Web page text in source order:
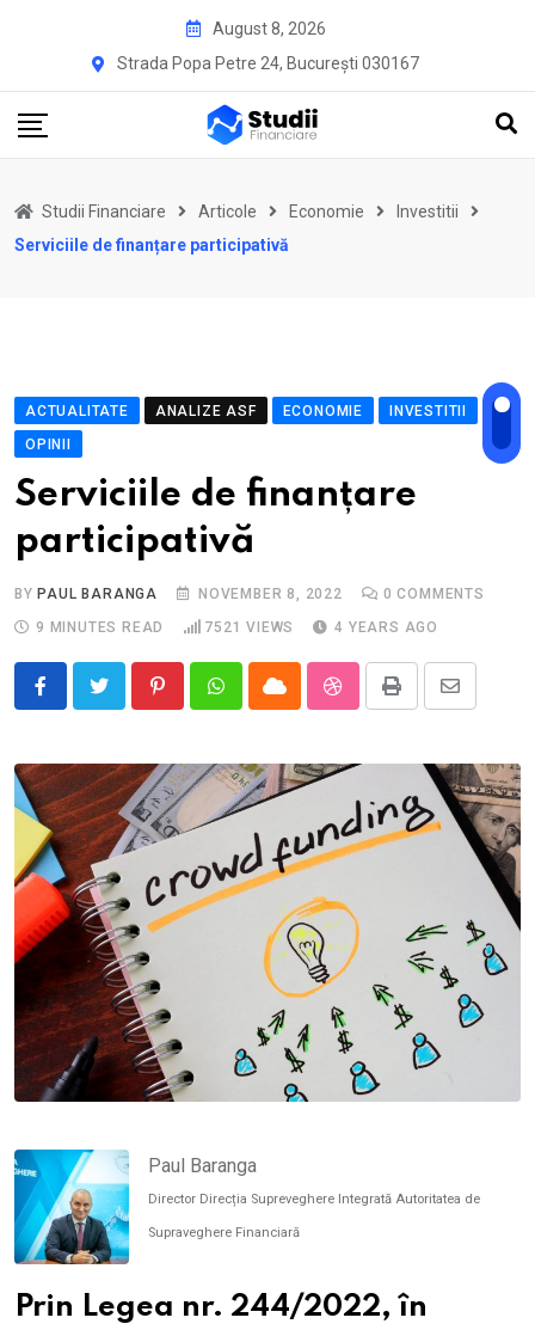
August 8, 2026
Strada Popa Petre 24, București 030167
Studii Financiare Articole Economie
Investitii
Serviciile de finanțare participativă
ACTUALITATE ANALIZE ASF ECONOMIE
INVESTITII
OPINII
Serviciile de finanțare
participativă
BY PAUL BARANGA NOVEMBER 8, 2022 0 COMMENTS
9 MINUTES READ
7521 VIEWS 4 YEARS AGO
PinterestWhatsappCloud StumbleUpon
Print
Share
Email
Paul Baranga
Director Direcția Supreveghere Integrată Autoritatea de
Supraveghere Financiară
Prin Legea nr. 244/2022, în